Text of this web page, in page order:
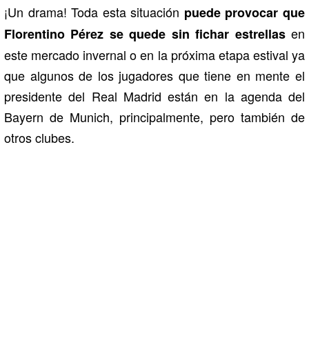
¡Un drama! Toda esta situación puede provocar que
Florentino Pérez se quede sin fichar estrellasen
este mercado invernal o en la próxima etapa estival ya
que algunos de los jugadores que tiene en mente el
presidente del Real Madrid están en la agenda del
Bayern de Munich, principalmente, pero también de
otros clubes.